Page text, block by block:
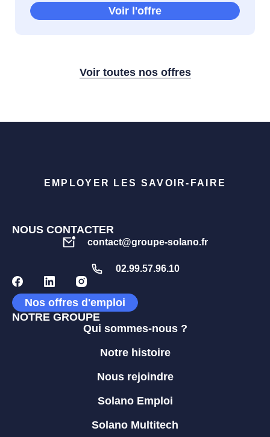
Voir l'offre
Voir toutes nos offres
EMPLOYER LES SAVOIR-FAIRE
NOUS CONTACTER
contact@groupe-solano.fr
02.99.57.96.10
Nos offres d'emploi
NOTRE GROUPE
Qui sommes-nous ?
Notre histoire
Nous rejoindre
Solano Emploi
Solano Multitech